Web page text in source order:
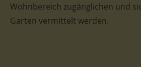
Wohnbereich zugänglichen und
Garten vermittelt werden.